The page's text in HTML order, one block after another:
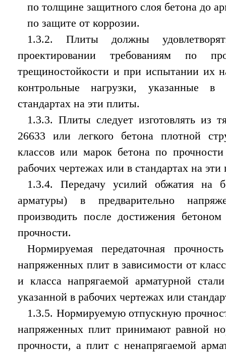
по толщине защитного слоя бетона до
по защите от коррозии.
1.3.2. Плиты должны
проектировании требованиям по
трещиностойкости и при испытании их
контрольные нагрузки, указанные
стандартах на эти плиты.
1.3.3. Плиты следует изготовлять из
26633 или легкого бетона плотной
классов или марок бетона по
рабочих чертежах или в стандартах на
1.3.4. Передачу усилий обжатия на
арматуры) в предварительно
производить после достижения бетоном
прочности.
Нормируемая передаточная
напряженных плит в зависимости от
и класса напрягаемой арматурной
указанной в рабочих чертежах или
1.3.5. Нормируемую отпускную
напряженных плит принимают равной
прочности, а плит с ненапрягаемой